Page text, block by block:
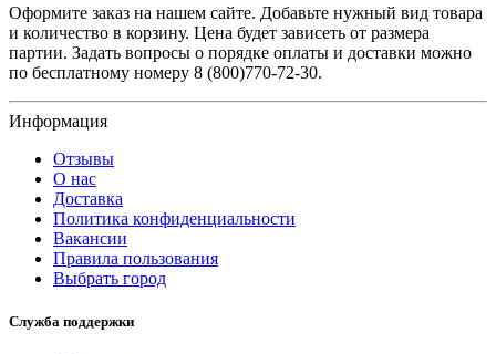
Оформите заказ на нашем сайте. Добавьте нужный вид товара
и количество в корзину. Цена будет зависеть от размера
партии. Задать вопросы о порядке оплаты и доставки можно
по бесплатному номеру 8 (800)770-72-30.
Информация
Отзывы
О нас
Доставка
Политика конфиденциальности
Вакансии
Правила пользования
Выбрать город
Служба поддержки